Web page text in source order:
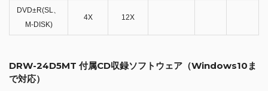
DVD±R(SL、
M-DISK)
4X 12X
DRW-24D5MT 付属CD収録ソフトウェア（Windows10ま
で対応）